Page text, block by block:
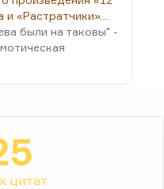
«Растратчики»…
были на таковы" -
цитат